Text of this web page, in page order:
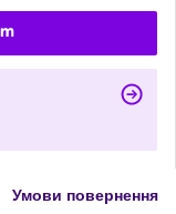
Умови повернення